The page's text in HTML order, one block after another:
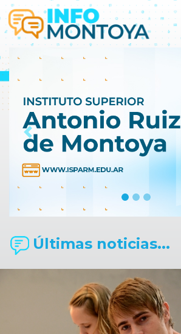
Previous
Últimas noticias...